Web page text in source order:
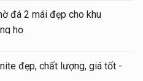
đá 2 mái đẹp cho khu
họ
đẹp, chất lượng, giá tốt -